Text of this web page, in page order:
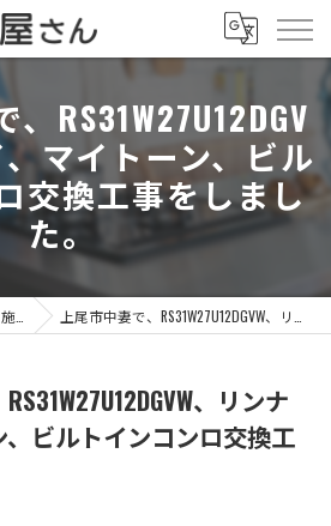
RS31W27U12DGV
マイトーン、ビル
交換工事をしまし
た。
施工事例 上尾市中妻で、RS31W27U12DGVW、リンナイ、マイトーン、ビルトインコンロ交換工事をしました。
、リンナ
ビルトインコンロ交換工